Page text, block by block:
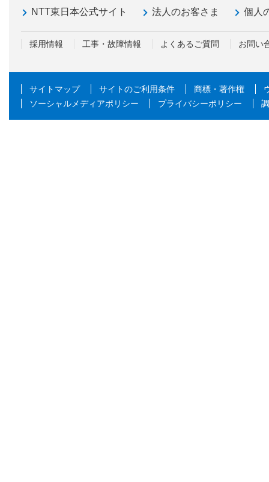
NTT東日本公式サイト 法人のお客さま 個人
採用情報 工事・故障情報 よくあるご質問 お問い
サイトマップ サイトのご利用条件 商標・著作権
ソーシャルメディアポリシー
プライバシーポリシー